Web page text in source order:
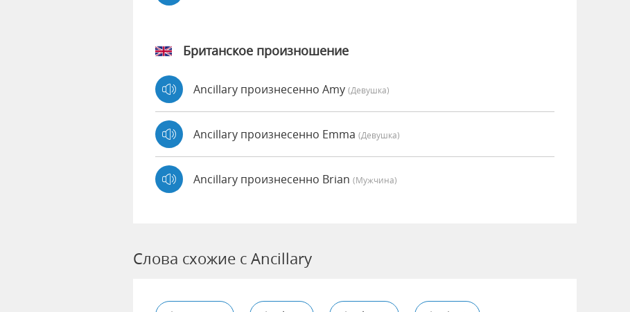
Британское произношение
Ancillary произнесенно Amy (девушка)
Ancillary произнесенно Emma (девушка)
Ancillary произнесенно Brian (мужчина)
Слова схожие с Ancillary